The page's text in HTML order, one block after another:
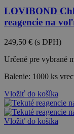
LOVIBOND
reagencie na
249,50 € (s DPH)
Určené pre vybrané
Balenie: 1000 ks
Vložiť do košíka
Vložiť do košíka